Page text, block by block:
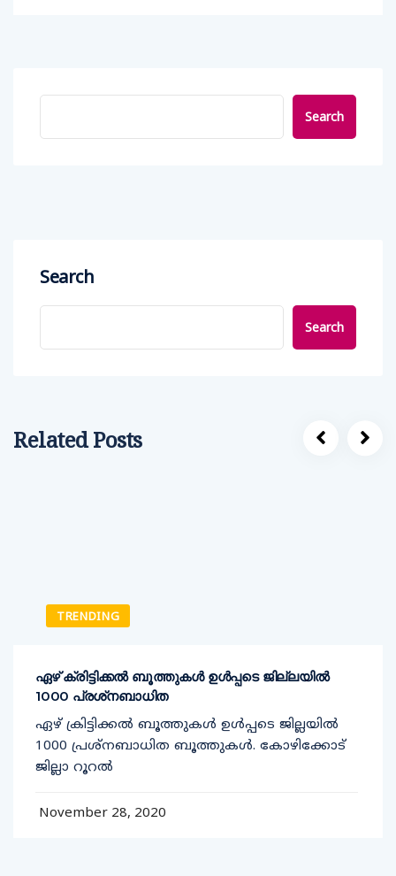
Search
Search
Search
Related Posts
TRENDING
ഏഴ് ക്രിട്ടിക്കല്‍ ബൂത്തുകള്‍ ഉള്‍പ്പടെ ജില്ലയില്‍
1000 പ്രശ്‌നബാധിത
ഏഴ് ക്രിട്ടിക്കല്‍ ബൂത്തുകള്‍ ഉള്‍പ്പടെ ജില്ലയില്‍
1000 പ്രശ്‌നബാധിത ബൂത്തുകള്‍. കോഴിക്കോട്
ജില്ലാ റൂറല്‍
November 28, 2020